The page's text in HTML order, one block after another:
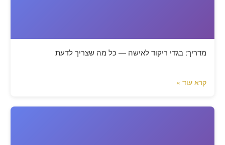
מדריך: בגדי ריקוד לאישה — כל מה שצריך לדעת
קרא עוד »